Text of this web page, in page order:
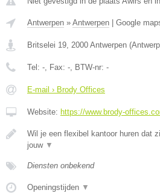
Antwerpen » Antwerpen Google
Britselei 19, 2000 Antwerpen (
Tel: -, Fax: -, BTW-nr: -
E-mail › Brody Offices
Website: https://www.brody-
Wil je een flexibel kantoor huren dat
jouw ▼
Diensten onbekend
Openingstijden ▼